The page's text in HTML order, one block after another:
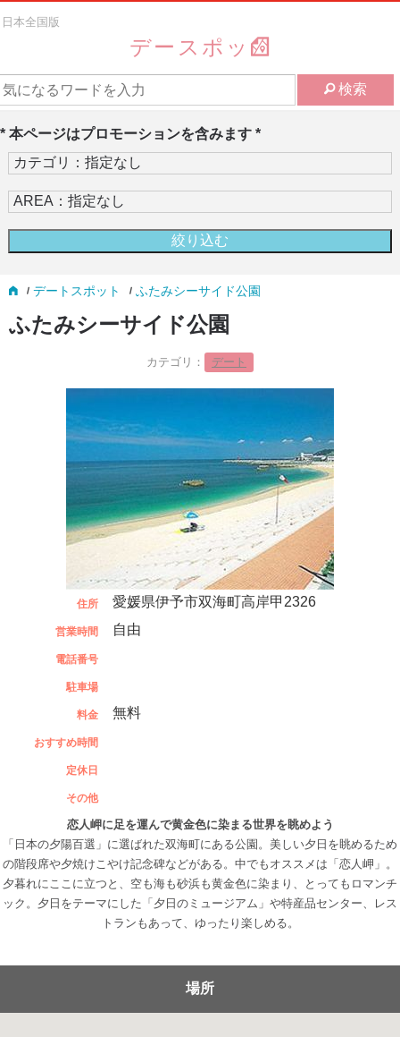
日本全国版
デースポッ
検索
* 本ページはプロモーションを含みます *
デートスポット ふたみシーサイド公園
ふたみシーサイド公園
カテゴリ： デート
住所 愛媛県伊予市双海町高岸甲2326
営業時間 自由
電話番号
駐車場
料金 無料
おすすめ時間
定休日
その他
恋人岬に足を運んで黄金色に染まる世界を眺めよう
「日本の夕陽百選」に選ばれた双海町にある公園。美しい夕日を眺めるため
の階段席や夕焼けこやけ記念碑などがある。中でもオススメは「恋人岬」。
夕暮れにここに立つと、空も海も砂浜も黄金色に染まり、とってもロマンチ
ック。夕日をテーマにした「夕日のミュージアム」や特産品センター、レス
トランもあって、ゆったり楽しめる。
場所